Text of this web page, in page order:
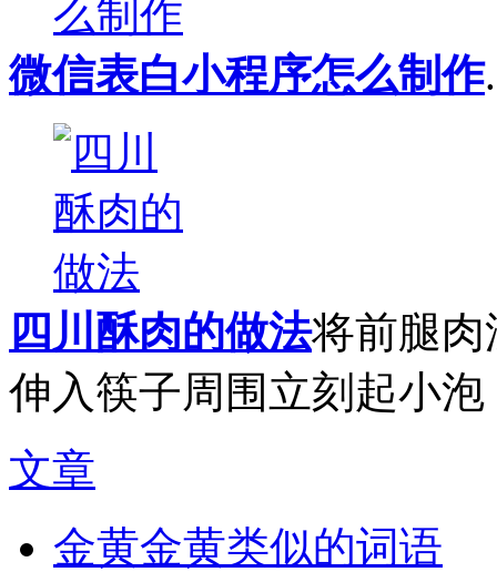
微信表白小程序怎么制作
四川酥肉的做法将前腿
伸入筷子周围立刻起小泡
文章
金黄金黄类似的词语